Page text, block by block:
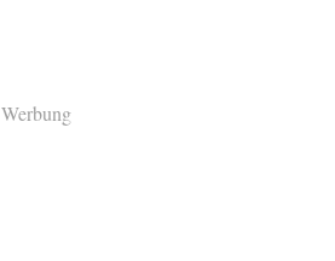
Werbung